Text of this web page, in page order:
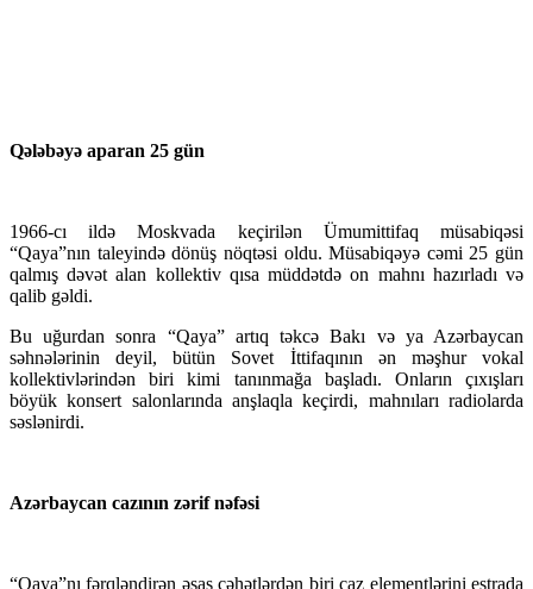
Qələbəyə aparan 25 gün
1966-cı ildə Moskvada keçirilən Ümumittifaq müsabiqəsi
“Qaya”nın taleyində dönüş nöqtəsi oldu. Müsabiqəyə cəmi 25 gün
qalmış dəvət alan kollektiv qısa müddətdə on mahnı hazırladı və
qalib gəldi.
Bu uğurdan sonra “Qaya” artıq təkcə Bakı və ya Azərbaycan
səhnələrinin deyil, bütün Sovet İttifaqının ən məşhur vokal
kollektivlərindən biri kimi tanınmağa başladı. Onların çıxışları
böyük konsert salonlarında anşlaqla keçirdi, mahnıları radiolarda
səslənirdi.
Azərbaycan cazının zərif nəfəsi
“Qaya”nı fərqləndirən əsas cəhətlərdən biri caz elementlərini estrada